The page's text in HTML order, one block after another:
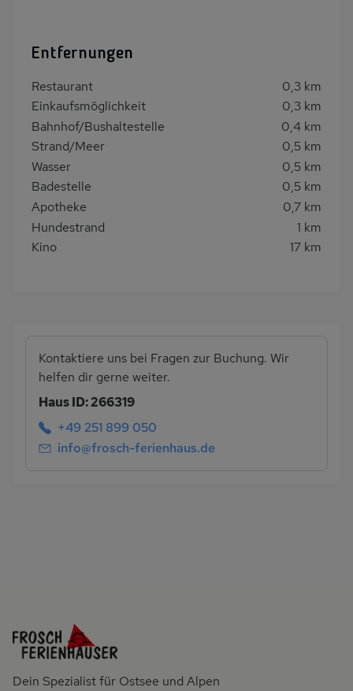
Entfernungen
Restaurant
0,3 km
Einkaufsmöglichkeit
0,3 km
Bahnhof/Bushaltestelle
0,4 km
Strand/Meer
0,5 km
Wasser
0,5 km
Badestelle
0,5 km
Apotheke
0,7 km
Hundestrand
1 km
Kino
17 km
Kontaktiere uns bei Fragen zur Buchung. Wir
helfen dir gerne weiter.
Haus ID: 266319
+49 251 899 050
info@frosch-ferienhaus.de
Dein Spezialist für Ostsee und Alpen